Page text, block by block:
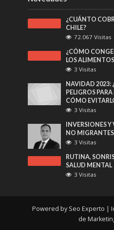
¿CUÁNTO
CHILE?
72.067 Visitas
¿CÓMO
LOS
3 Visitas
NAVIDAD 2023:
PELIGROS
CÓMO
3 Visitas
INVERSIONES Y
NO
3 Visitas
RUTINA,
SALUD MENTAL
3 Visitas
Powered by Seo Experto |
de